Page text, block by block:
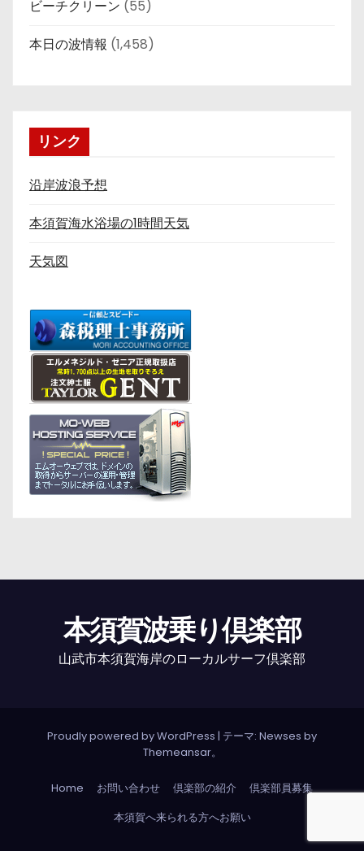
ビーチクリーン (55)
本日の波情報 (1,458)
リンク
沿岸波浪予想
本須賀海水浴場の1時間天気
天気図
本須賀波乗り倶楽部
山武市本須賀海岸のローカルサーフ倶楽部
Proudly powered by WordPress | テーマ: Newses by
Themeansar。
Home お問い合わせ 倶楽部の紹介
倶楽部員募集
本須賀へ来られる方へお願い